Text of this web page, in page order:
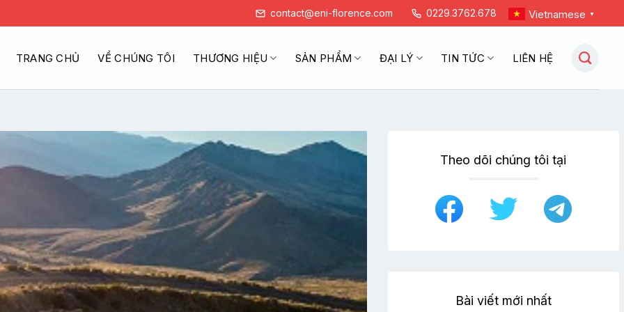
contact@eni-florence.com 0229.3762.678 Vietnamese ▼
TRANG CHỦ VỀ CHÚNG TÔI THƯƠNG HIỆU SẢN PHẨM ĐẠI LÝ TIN TỨC LIÊN HỆ
Theo dõi chúng tôi tại
Bài viết mới nhất